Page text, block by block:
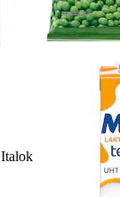
Italok